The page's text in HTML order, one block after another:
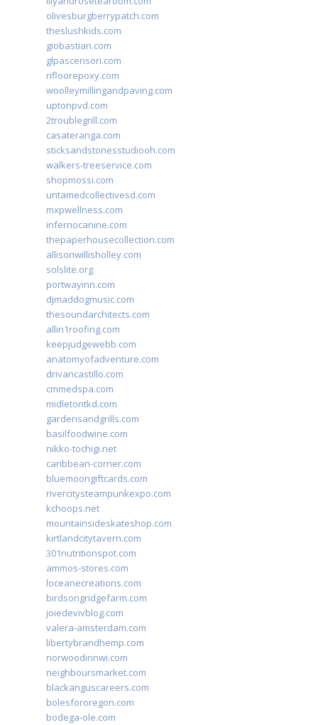
olivesburgberrypatch.com
theslushkids.com
giobastian.com
glpascensori.com
rifloorepoxy.com
woolleymillingandpaving.com
uptonpvd.com
2troublegrill.com
casateranga.com
sticksandstonesstudiooh.com
walkers-treeservice.com
shopmossi.com
untamedcollectivesd.com
mxpwellness.com
infernocanine.com
thepaperhousecollection.com
allisonwillisholley.com
solslite.org
portwayinn.com
djmaddogmusic.com
thesoundarchitects.com
allin1roofing.com
keepjudgewebb.com
anatomyofadventure.com
drivancastillo.com
cmmedspa.com
midletontkd.com
gardensandgrills.com
basilfoodwine.com
nikko-tochigi.net
caribbean-corner.com
bluemoongiftcards.com
rivercitysteampunkexpo.com
kchoops.net
mountainsideskateshop.com
kirtlandcitytavern.com
301nutritionspot.com
ammos-stores.com
loceanecreations.com
birdsongridgefarm.com
joiedevivblog.com
valera-amsterdam.com
libertybrandhemp.com
norwoodinnwi.com
neighboursmarket.com
blackanguscareers.com
bolesfororegon.com
bodega-ole.com